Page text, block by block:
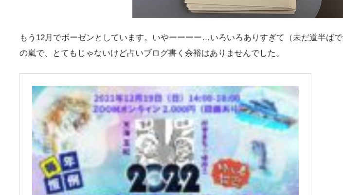
もう12月でボーゼンとしています。いやーーーー…いろいろありすぎて（未だ道半ば
の嵐で、とてもじゃないけど占いブログ書く余裕はありませんでした。